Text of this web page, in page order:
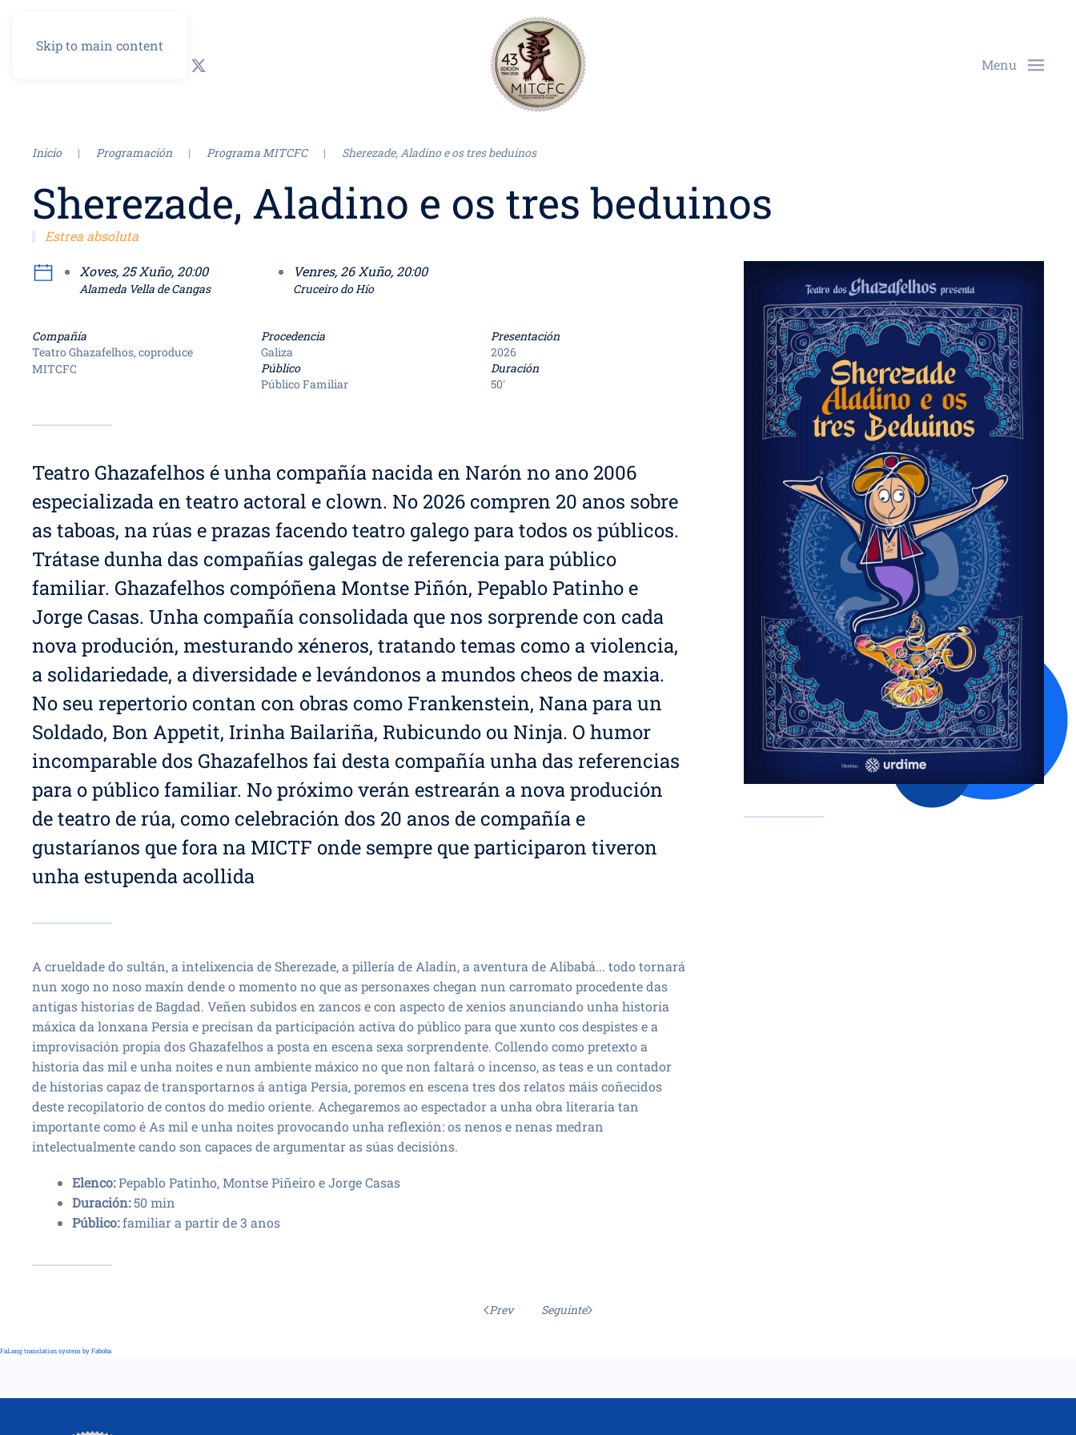
Skip to main content
Menu
Inicio Programación Programa MITCFC Sherezade, Aladino e os tres beduinos
Sherezade, Aladino e os tres beduinos
Estrea absoluta
Xoves, 25 Xuño, 20:00
Alameda Vella de Cangas
Venres, 26 Xuño, 20:00
Cruceiro do Hío
Compañía
Teatro Ghazafelhos, coproduce
MITCFC
Procedencia
Galiza
Público
Público Familiar
Presentación
2026
Duración
50'
Teatro Ghazafelhos é unha compañía nacida en Narón no ano 2006
especializada en teatro actoral e clown. No 2026 compren 20 anos sobre
as taboas, na rúas e prazas facendo teatro galego para todos os públicos.
Trátase dunha das compañías galegas de referencia para público
familiar. Ghazafelhos compóñena Montse Piñón, Pepablo Patinho e
Jorge Casas. Unha compañía consolidada que nos sorprende con cada
nova produción, mesturando xéneros, tratando temas como a violencia,
a solidariedade, a diversidade e levándonos a mundos cheos de maxia.
No seu repertorio contan con obras como Frankenstein, Nana para un
Soldado, Bon Appetit, Irinha Bailariña, Rubicundo ou Ninja. O humor
incomparable dos Ghazafelhos fai desta compañía unha das referencias
para o público familiar. No próximo verán estrearán a nova produción
de teatro de rúa, como celebración dos 20 anos de compañía e
gustaríanos que fora na MICTF onde sempre que participaron tiveron
unha estupenda acollida
A crueldade do sultán, a intelixencia de Sherezade, a pillería de Aladín, a aventura de Alibabá... todo tornará
nun xogo no noso maxín dende o momento no que as personaxes chegan nun carromato procedente das
antigas historias de Bagdad. Veñen subidos en zancos e con aspecto de xenios anunciando unha historia
máxica da lonxana Persia e precisan da participación activa do público para que xunto cos despistes e a
improvisación propia dos Ghazafelhos a posta en escena sexa sorprendente. Collendo como pretexto a
historia das mil e unha noites e nun ambiente máxico no que non faltará o incenso, as teas e un contador
de historias capaz de transportarnos á antiga Persia, poremos en escena tres dos relatos máis coñecidos
deste recopilatorio de contos do medio oriente. Achegaremos ao espectador a unha obra literaria tan
importante como é As mil e unha noites provocando unha reflexión: os nenos e nenas medran
intelectualmente cando son capaces de argumentar as súas decisións.
Elenco:Pepablo Patinho, Montse Piñeiro e Jorge Casas
Duración:50 min
Público:familiar a partir de 3 anos
Prev Seguinte
FaLang translation system by Faboba